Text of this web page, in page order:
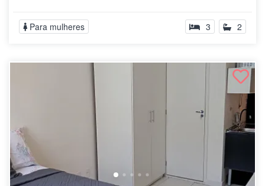
Para mulheres 3 2